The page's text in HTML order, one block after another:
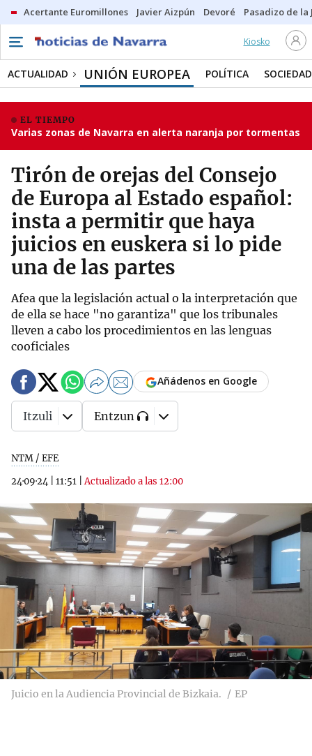
Acertante Euromillones Javier Aizpún Devoré Pasadizo de la
Kiosko
ACTUALIDAD UNIÓN EUROPEA POLÍTICA SOCIEDAD
EL TIEMPO
Varias zonas de Navarra en alerta naranja por tormentas
Tirón de orejas del Consejo
de Europa al Estado español:
insta a permitir que haya
juicios en euskera si lo pide
una de las partes
Afea que la legislación actual o la interpretación que
de ella se hace "no garantiza" que los tribunales
lleven a cabo los procedimientos en las lenguas
cooficiales
NTM / EFE
24·09·24
11:51 |Actualizado a las 12:00
Añádenos en Google
Itzuli Entzun
Juicio en la Audiencia Provincial de Bizkaia. EP